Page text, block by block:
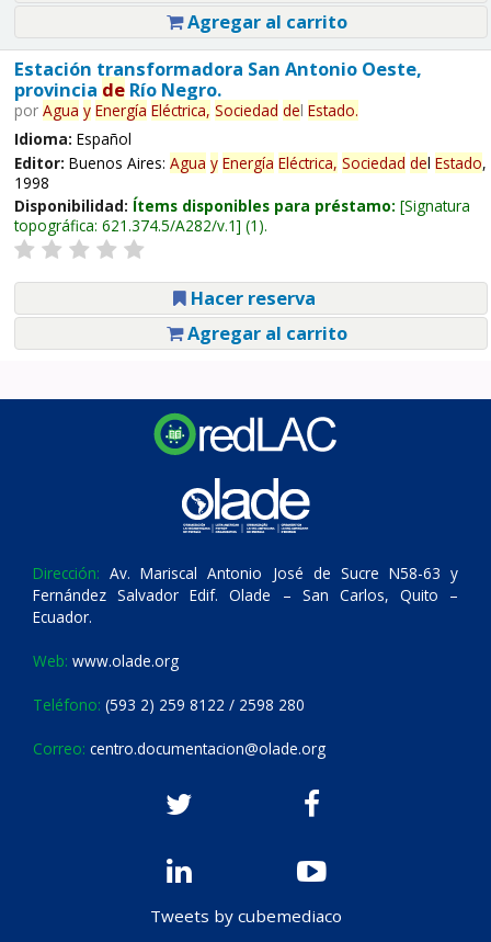
Agregar al carrito
Estación transformadora San Antonio Oeste,
provincia deRío Negro.
por Agua y Energía Eléctrica, Sociedad del Estado.
Idioma: Español
Editor: Buenos Aires: Agua y Energía Eléctrica, Sociedad del Estado,
1998
Disponibilidad: Ítems disponibles para préstamo: Signatura
topográfica: 621.374.5/A282/v.1 (1).
Hacer reserva
Agregar al carrito
Dirección: Av. Mariscal Antonio José de Sucre N58-63 y
Fernández Salvador Edif. Olade – San Carlos, Quito –
Ecuador.
Web: www.olade.org
Teléfono: (593 2) 259 8122 / 2598 280
Correo: centro.documentacion@olade.org
Tweets by cubemediaco